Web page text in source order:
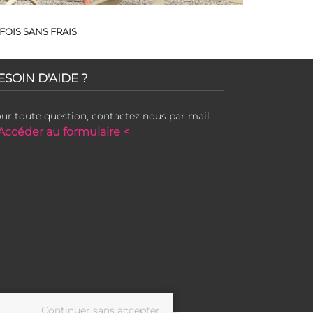
SANS FRAIS
D'AIDE ?
toute question, contactez nous par mail
au formulaire <